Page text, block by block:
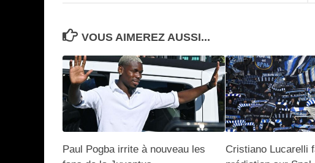
VOUS AIMEREZ AUSSI...
Paul Pogba irrite à nouveau les
Cristiano Lucarelli